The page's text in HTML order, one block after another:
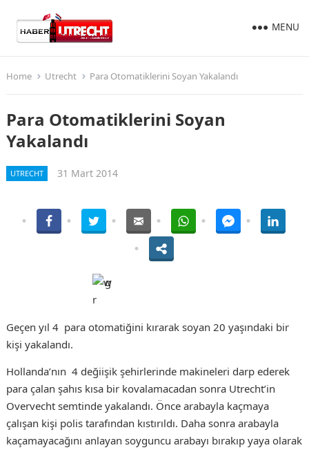
MENU
Home Utrecht Para Otomatiklerini Soyan Yakalandı
Para Otomatiklerini Soyan
Yakalandı
UTRECHT 31 Mart 2014
Geçen yıl 4 para otomatiğini kırarak soyan 20 yaşındaki bir
kişi yakalandı.
Hollanda’nın 4 değiişik şehirlerinde makineleri darp ederek
para çalan şahıs kısa bir kovalamacadan sonra Utrecht’in
Overvecht semtinde yakalandı. Önce arabayla kaçmaya
çalışan kişi polis tarafından kıstırıldı. Daha sonra arabayla
kaçamayacağını anlayan soyguncu arabayı bırakıp yaya olarak